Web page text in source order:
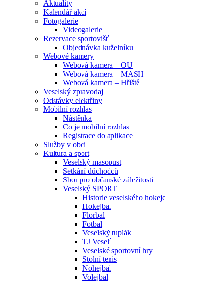
Aktuality
Kalendář akcí
Fotogalerie
Videogalerie
Rezervace sportovišť
Objednávka kuželníku
Webové kamery
Webová kamera – OU
Webová kamera – MASH
Webová kamera – Hřiště
Veselský zpravodaj
Odstávky elektřiny
Mobilní rozhlas
Nástěnka
Co je mobilní rozhlas
Registrace do aplikace
Služby v obci
Kultura a sport
Veselský masopust
Setkání důchodců
Sbor pro občanské záležitosti
Veselský SPORT
Historie veselského hokeje
Hokejbal
Florbal
Fotbal
Veselský tuplák
TJ Veselí
Veselské sportovní hry
Stolní tenis
Nohejbal
Volejbal